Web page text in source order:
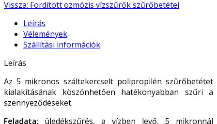
Vissza: Fordított ozmózis vízszűrők szűrőbetétei
Leírás
Vélemények
Szállítási információk
Leírás
Az 5 mikronos száltekercselt polipropilén szűrőbetétet
kialakításának köszönhetően hatékonyabban szűri a
szennyeződéseket.
Feladata: üledékszűrés, a vízben levő, 5 mikronnál